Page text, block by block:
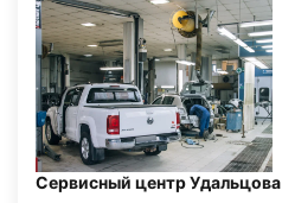
Сервисный центр Удальцова